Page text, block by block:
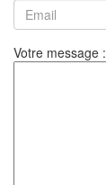
Votre message :